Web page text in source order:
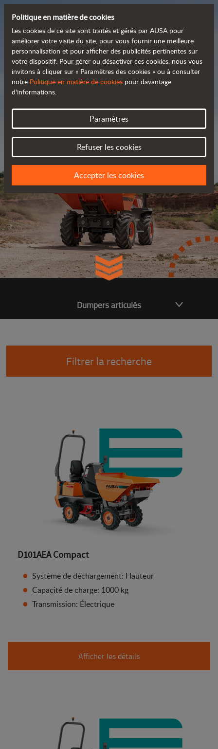
Découvrez notre large
gamme de produits
Catalogue
Dumpers articulés
Filtrer la recherche
D101AEA Compact
Système de déchargement: Hauteur
Capacité de charge: 1000 kg
Transmission: Électrique
Afficher les détails
Politique en matière de cookies
Les cookies de ce site sont traités et gérés par AUSA pour
améliorer votre visite du site, pour vous fournir une meilleure
personnalisation et pour afficher des publicités pertinentes sur
votre dispositif. Pour gérer ou désactiver ces cookies, nous vous
invitons à cliquer sur « Paramètres des cookies » ou à consulter
notre Politique en matière de cookies pour davantage
d'informations.
Paramètres
Refuser les cookies
Accepter les cookies